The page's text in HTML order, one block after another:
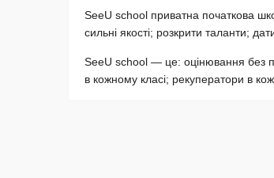
SeeU school приватна початкова
сильні якості; розкрити таланти;
SeeU school — це: оцінювання без
в кожному класі; рекуператори в